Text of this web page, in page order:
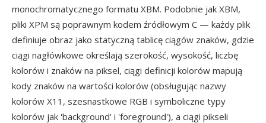
monochromatycznego formatu XBM. Podobnie jak XBM,
pliki XPM są poprawnym kodem źródłowym C — każdy plik
definiuje obraz jako statyczną tablicę ciągów znaków, gdzie
ciągi nagłówkowe określają szerokość, wysokość, liczbę
kolorów i znaków na piksel, ciągi definicji kolorów mapują
kody znaków na wartości kolorów (obsługując nazwy
kolorów X11, szesnastkowe RGB i symboliczne typy
kolorów jak 'background' i 'foreground'), a ciągi pikseli